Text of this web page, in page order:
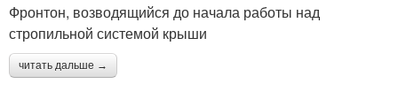
Фронтон, возводящийся до начала работы над
стропильной системой крыши
читать дальше →